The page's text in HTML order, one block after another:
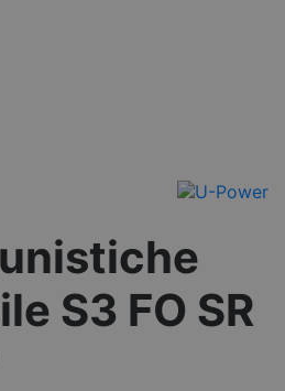
S3 FO SR